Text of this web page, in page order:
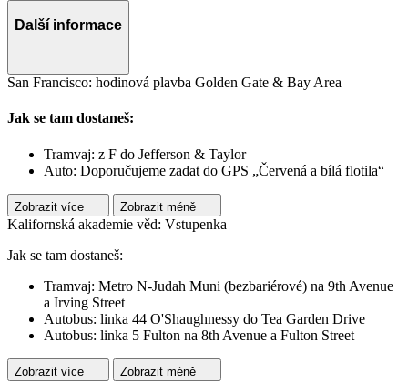
Další informace
San Francisco: hodinová plavba Golden Gate & Bay Area
Jak se tam dostaneš:
Tramvaj: z F do Jefferson & Taylor
Auto: Doporučujeme zadat do GPS „Červená a bílá flotila“
Zobrazit více Zobrazit méně
Kalifornská akademie věd: Vstupenka
Jak se tam dostaneš:
Tramvaj: Metro N-Judah Muni (bezbariérové) na 9th Avenue
a Irving Street
Autobus: linka 44 O'Shaughnessy do Tea Garden Drive
Autobus: linka 5 Fulton na 8th Avenue a Fulton Street
Zobrazit více Zobrazit méně